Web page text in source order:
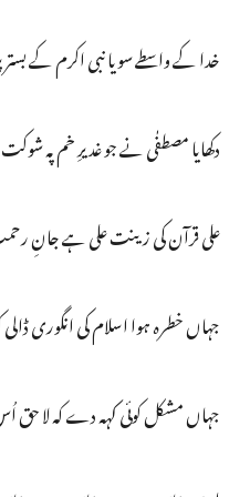
خدا کے واسطے سویا نبی اکرم کے
دکھایا مصطفٰی نے جو غدیرِ خم پہ
علی قرآن کی زینت علی ہے جانِ
جہاں خطرہ ہوا اسلام کی انگوری
جہاں مشکل کوئی کہہ دے کہ لا